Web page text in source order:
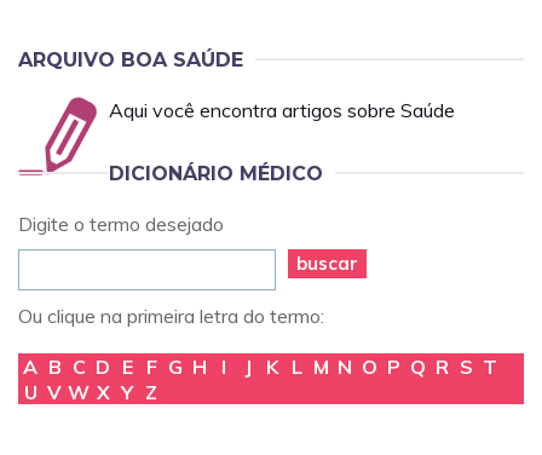
ARQUIVO BOA SAÚDE
Aqui você encontra artigos sobre Saúde
DICIONÁRIO MÉDICO
Digite o termo desejado
buscar
Ou clique na primeira letra do termo:
A B C D E F G H I J K L M N O P Q R S T
U V W X Y Z